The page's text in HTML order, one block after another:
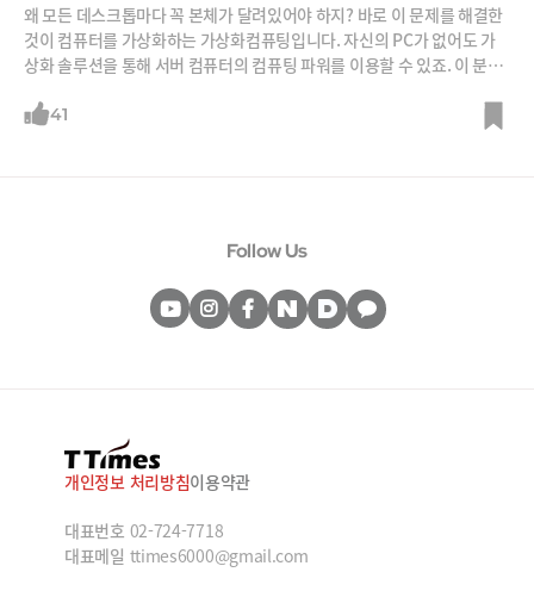
왜 모든 데스크톱마다 꼭 본체가 달려있어야 하지? 바로 이 문제를 해결한
것이 컴퓨터를 가상화하는 가상화컴퓨팅입니다. 자신의 PC가 없어도 가
상화 솔루션을 통해 서버 컴퓨터의 컴퓨팅 파워를 이용할 수 있죠. 이 분야
리를 들어봅니다. 송 대표는 25년전 실리콘밸리로 건너가 회사를 창업해
41
Follow Us
개인정보 처리방침이용약관
대표번호 02-724-7718
대표메일 ttimes6000@gmail.com